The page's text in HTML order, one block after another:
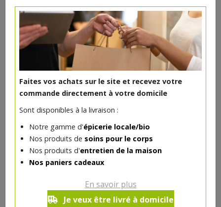
Faites vos achats sur le site et recevez votre
commande directement à votre domicile
Sont disponibles à la livraison :
Notre gamme d'épicerie locale/bio
Nos produits de soins pour le corps
Nos produits d'entretien de la maison
Nos paniers cadeaux
En savoir plus
Je veux être livré à domicile
- 1 pc
6.56
Réception souhaitée le
DANS LA MÊME CATÉGORIE ...